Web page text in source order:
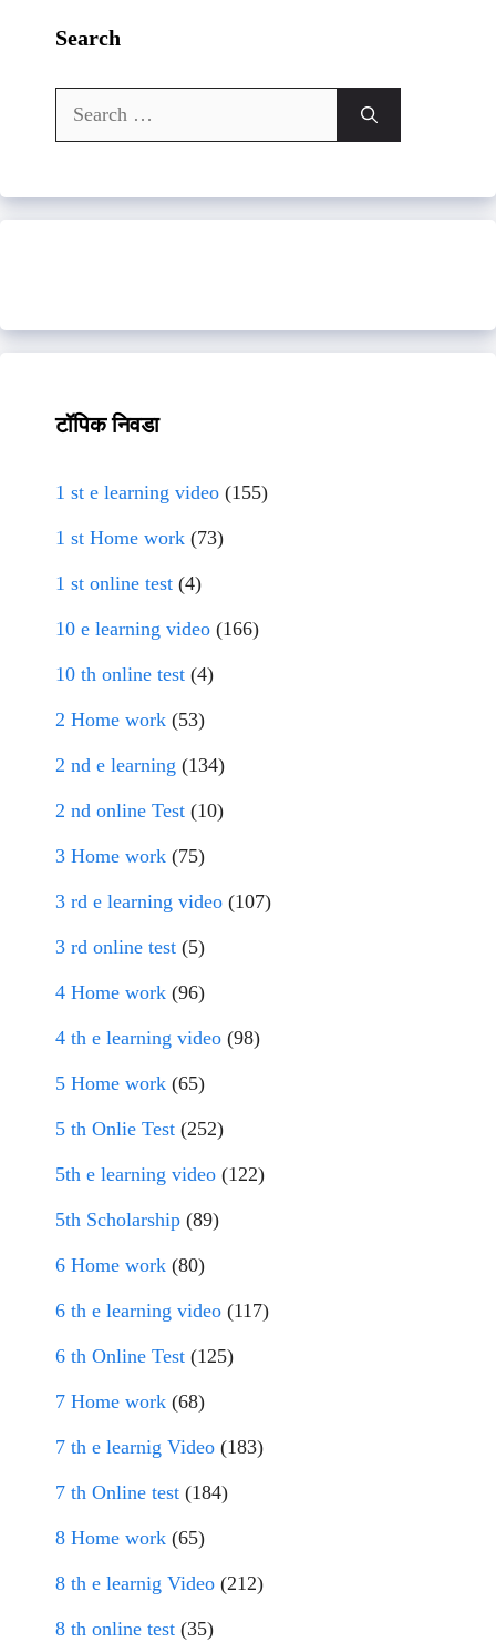
Search
Search
for:
टॉपिक निवडा
1 st e learning video (155)
1 st Home work (73)
1 st online test (4)
10 e learning video (166)
10 th online test (4)
2 Home work (53)
2 nd e learning (134)
2 nd online Test (10)
3 Home work (75)
3 rd e learning video (107)
3 rd online test (5)
4 Home work (96)
4 th e learning video (98)
5 Home work (65)
5 th Onlie Test (252)
5th e learning video (122)
5th Scholarship (89)
6 Home work (80)
6 th e learning video (117)
6 th Online Test (125)
7 Home work (68)
7 th e learnig Video (183)
7 th Online test (184)
8 Home work (65)
8 th e learnig Video (212)
8 th online test (35)